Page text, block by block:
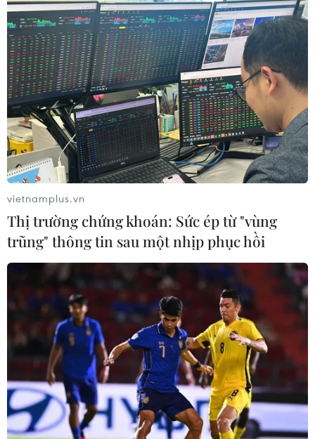
Ánh Viên trình diễn kỹ năng “độc” cho
thiếu nhi Hà Nội
22/06/2015 23:25
“Cô gái vàng” của bơi lội Việt Nam có màn bơi biểu
diễn đơn giản nhưng độc đáo đã tạo hiệu ứng mạnh
mẽ tới người xem, trong đó có rất đông thanh thiếu nhi
thủ đô tại hồ bơi Tăng Bạt Hổ.
vietnamplus.vn
Thị trường chứng khoán: Sức ép từ "vùng
trũng" thông tin sau một nhịp phục hồi